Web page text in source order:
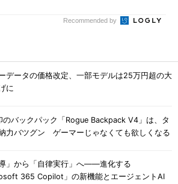
Recommended by
データの価格改定、一部モデルは25万円超の大
に
のバックパック「Rogue Backpack V4」は、タ
力バツグン ゲーマーじゃなくても欲しくなる
導」から「自律実行」へ――進化する
365 Copilot」の新機能とエージェントAI